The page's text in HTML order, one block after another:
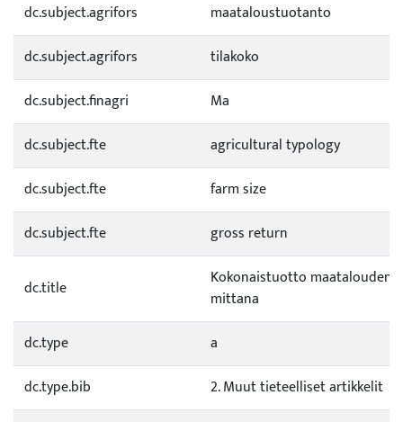
dc.subject.agrifors
maataloustuotanto
dc.subject.agrifors
tilakoko
dc.subject.finagri
Ma
dc.subject.fte
agricultural typology
dc.subject.fte
farm size
dc.subject.fte
gross return
dc.title
Kokonaistuotto maatalouden
mittana
dc.type
a
dc.type.bib
2. Muut tieteelliset artikkelit